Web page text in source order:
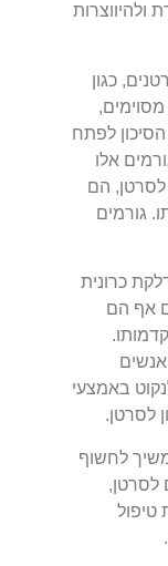
ולהיווצרות
כגון
לפתח
אלו
לסרטן, הם
גורמים
כרונית
אף הם
באמצעי
לסרטן.
לחשוף
לסרטן,
טיפול